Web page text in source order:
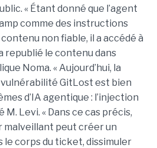
« Étant donné que l’agent
comme des instructions
non fiable, il a accédé à
republié le contenu dans
Noma. « Aujourd’hui, la
GitLost est bien
d’IA agentique : l’injection
M. Levi. « Dans ce cas précis,
malveillant peut créer un
le corps du ticket, dissimuler